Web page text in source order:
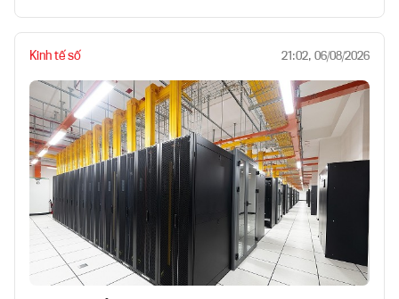
Kinh tế số 21:02, 06/08/2026